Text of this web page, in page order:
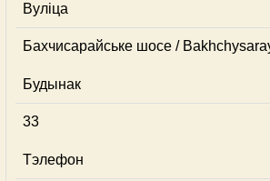
Вуліца
Бахчисарайське шосе /
Будынак
33
Тэлефон